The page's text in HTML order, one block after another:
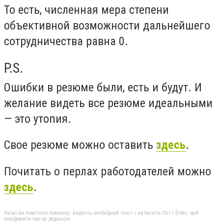
То есть, численная мера степени
объективной возможности дальнейшего
сотрудничества равна 0.
P.S.
Ошибки в резюме были, есть и будут. И
желание видеть все резюме идеальными
— это утопия.
Свое резюме можно оставить здесь.
Почитать о перлах работодателей можно
здесь.
Якщо ви помітили помилку, виділіть необхідний текст і натисніть Ctrl + Enter, щоб
повідомити про це редакцію